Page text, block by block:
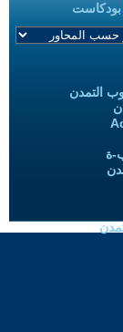
بودكاست
التمدن
ة